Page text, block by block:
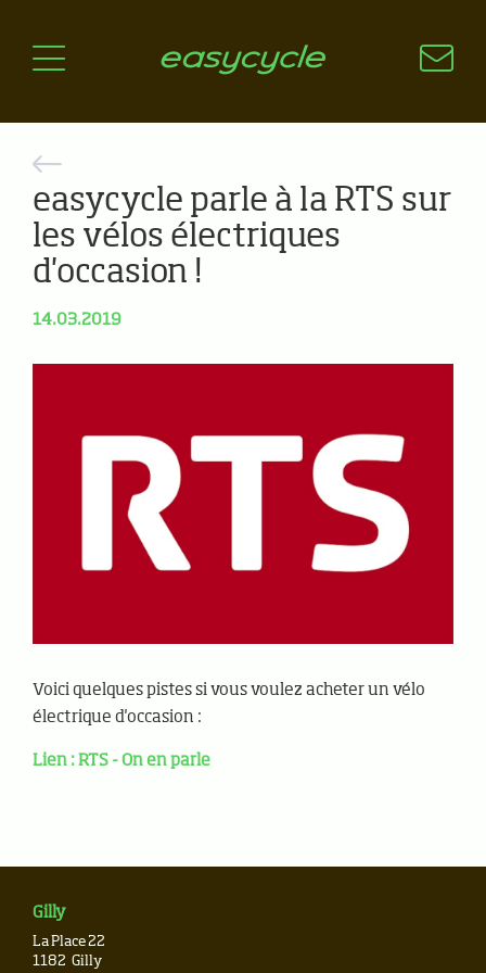
Aspects techniques
A jour
easycycle parle à la RTS sur
les vélos électriques
d'occasion !
14.03.2019
Voici quelques pistes si vous voulez acheter un vélo
électrique d'occasion :
Lien : RTS - On en parle
Gilly
La Place 22
1182 Gilly